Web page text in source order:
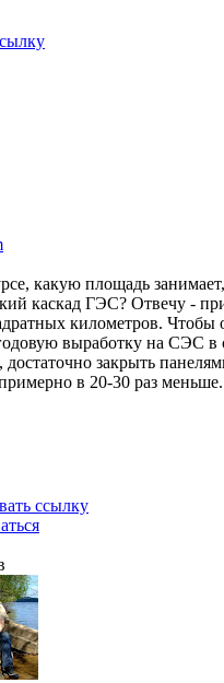
какую площадь
каскад ГЭС? Отвечу -
километров. Чтобы
выработку на СЭС в
достаточно закрыть
в 20-30 раз меньше.
ссылку